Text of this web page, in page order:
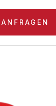
ANFRAGEN